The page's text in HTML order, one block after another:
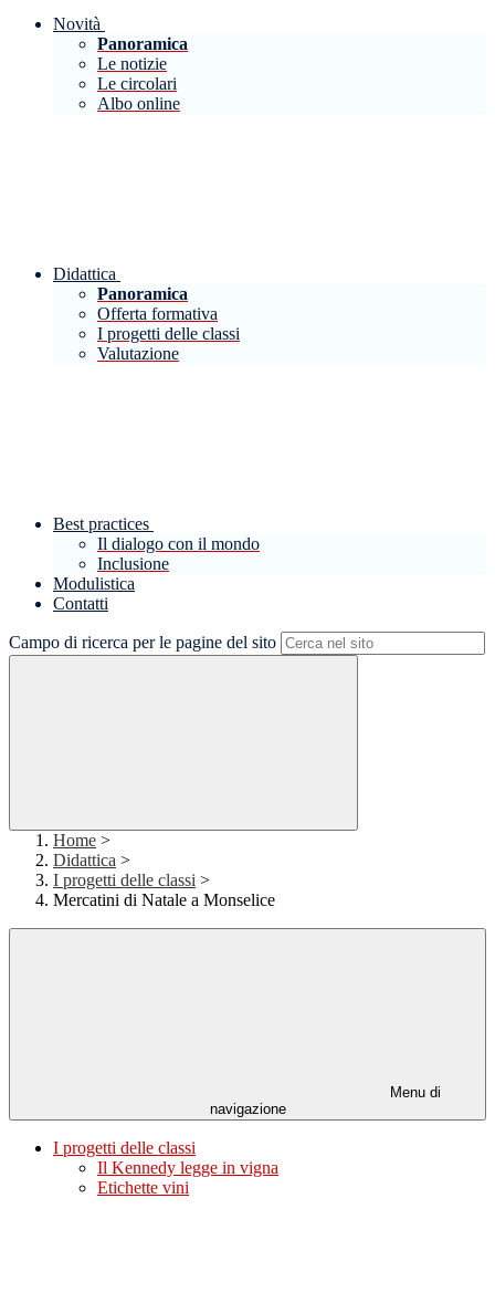
Novità
Panoramica
Le notizie
Le circolari
Albo online
Didattica
Panoramica
Offerta formativa
I progetti delle classi
Valutazione
Best practices
Il dialogo con il mondo
Inclusione
Modulistica
Contatti
Campo di ricerca per le pagine del sito
Home >
Didattica >
I progetti delle classi >
Mercatini di Natale a Monselice
Menu di
navigazione
I progetti delle classi
Il Kennedy legge in vigna
Etichette vini